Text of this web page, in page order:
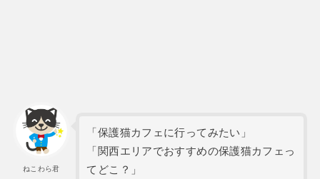
ねこわら君
「保護猫カフェに行ってみたい」
「関西エリアでおすすめの保護猫カフェっ
てどこ？」